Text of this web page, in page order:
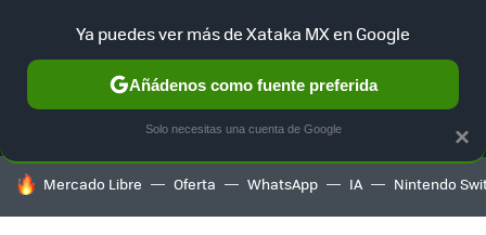
MENÚ NUEVO
GAMING HOME AUTO
HOY SE HABLA DE
Mercado Libre Oferta WhatsApp IA Nintendo
×
Ya puedes ver más de Xataka MX en Google
Añádenos como fuente preferida
Solo necesitas una cuenta de Google